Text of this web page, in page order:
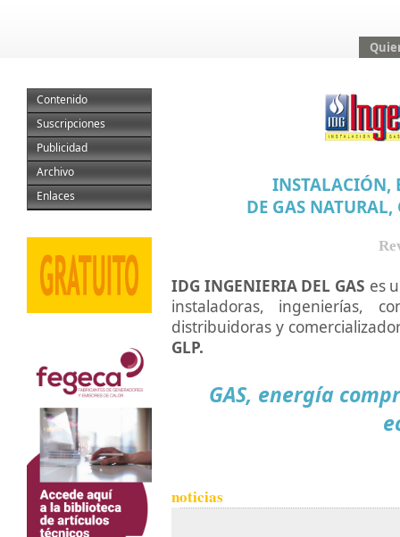
Contenido
Suscripciones
Publicidad
Archivo
Enlaces
INSTALACIÓN,
DE GAS
IDG INGENIERIA DEL GAS es
instaladoras, ingenierías,
distribuidoras y
GLP.
GAS, energía
noticias